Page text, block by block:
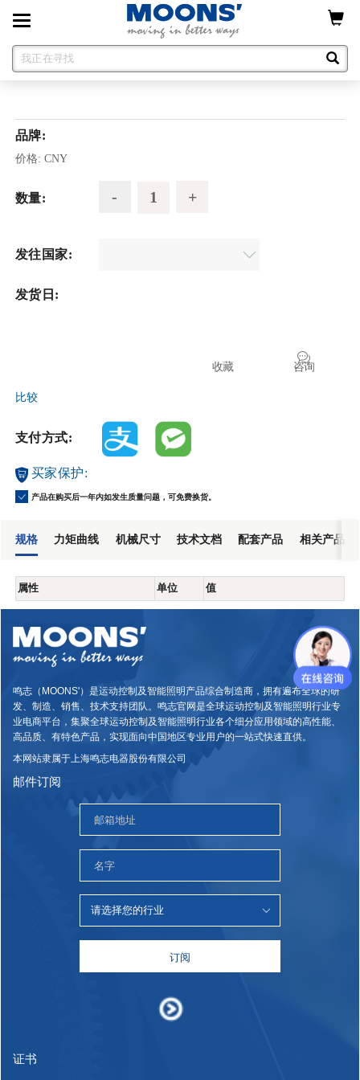
Toggle
navigation
品牌:
价格: CNY
数量:
发往国家:
发货日:
咨询
收藏
比较
支付方式:
买家保护:
产品在购买后一年内如发生质量问题，可免费换货。
规格 力矩曲线 机械尺寸 技术文档 配套产品 相关产品
属性 单位 值
鸣志（MOONS'）是运动控制及智能照明产品综合制造商，拥有遍布全球的研
发、制造、销售、技术支持团队。鸣志官网是全球运动控制及智能照明行业专
业电商平台，集聚全球运动控制及智能照明行业各个细分应用领域的高性能、
高品质、有特色产品，实现面向中国地区专业用户的一站式快速直供。
本网站隶属于上海鸣志电器股份有限公司
邮件订阅
订阅
证书